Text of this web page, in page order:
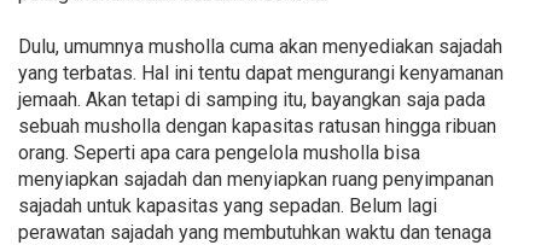
Dulu, umumnya musholla cuma akan menyediakan sajadah
yang terbatas. Hal ini tentu dapat mengurangi kenyamanan
jemaah. Akan tetapi di samping itu, bayangkan saja pada
sebuah musholla dengan kapasitas ratusan hingga ribuan
orang. Seperti apa cara pengelola musholla bisa
menyiapkan sajadah dan menyiapkan ruang penyimpanan
sajadah untuk kapasitas yang sepadan. Belum lagi
perawatan sajadah yang membutuhkan waktu dan tenaga